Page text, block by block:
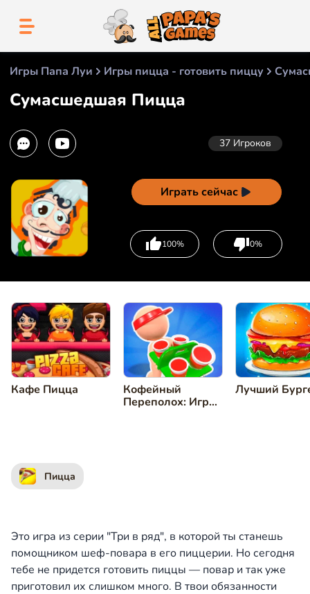
Игры Папа Луи Игры пицца - готовить пиццу
Сумасшедшая Пицца
37 Игроков
Играть сейчас
100% 0%
Кафе Пицца
Кофейный
Переполох: Игра-
Лучший
Пицца
Это игра из серии "Три в ряд", в которой ты станешь
помощником шеф-повара в его пиццерии. Но сегодня
тебе не придется готовить пиццы — повар и так уже
приготовил их слишком много. В твои обязанности